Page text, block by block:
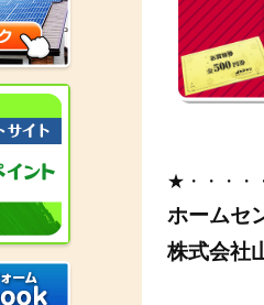
★・・・・
ホームセ
株式会社